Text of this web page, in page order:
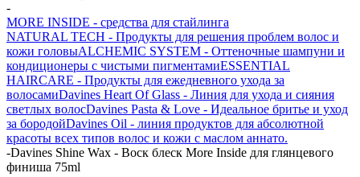
-
MORE INSIDE - средства для стайлинга
NATURAL TECH - Продукты для решения проблем волос и
кожи головыALCHEMIC SYSTEM - Оттеночные шампуни и
кондиционеры с чистыми пигментамиESSENTIAL
HAIRCARE - Продукты для ежедневного ухода за
волосамиDavines Heart Of Glass - Линия для ухода и сияния
светлых волосDavines Pasta & Love - Идеальное бритье и уход
за бородойDavines Oil - линия продуктов для абсолютной
красоты всех типов волос и кожи с маслом аннато.
-Davines Shine Wax - Воск блеск More Inside для глянцевого
финиша 75ml